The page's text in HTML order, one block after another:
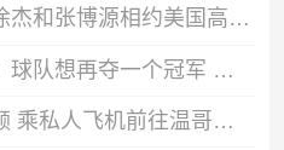
对阵多国联赛球员！徐杰和张博源相约美国高质量野球局
洛瑞谈小卡重返猛龙：球队想再夺一个冠军 这一切都将从小卡开始
看球了！巴特勒晒视频 乘私人飞机前往温哥华观战哥伦比亚VS瑞士